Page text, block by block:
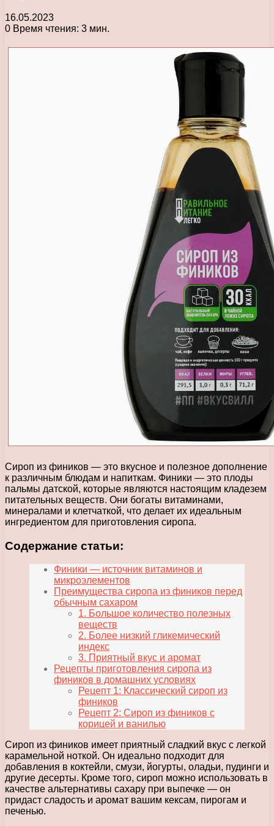
16.05.2023
0 Время чтения: 3 мин.
Сироп из фиников — это вкусное и полезное дополнение
к различным блюдам и напиткам. Финики — это плоды
пальмы датской, которые являются настоящим кладезем
питательных веществ. Они богаты витаминами,
минералами и клетчаткой, что делает их идеальным
ингредиентом для приготовления сиропа.
Содержание статьи:
Финики — источник витаминов и
микроэлементов
Преимущества сиропа из фиников перед
обычным сахаром
1. Большое количество полезных
веществ
2. Более низкий гликемический
индекс
3. Приятный вкус и аромат
Рецепты приготовления сиропа из
фиников в домашних условиях
Рецепт 1: Классический сироп из
фиников
Рецепт 2: Сироп из фиников с
корицей и ванилью
Сироп из фиников имеет приятный сладкий вкус с легкой
карамельной ноткой. Он идеально подходит для
добавления в коктейли, смузи, йогурты, оладьи, пудинги и
другие десерты. Кроме того, сироп можно использовать в
качестве альтернативы сахару при выпечке — он
придаст сладость и аромат вашим кексам, пирогам и
печенью.